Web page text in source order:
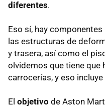
diferentes.
Eso sí, hay
las estructuras de
y trasera, así como el
olvidemos que tiene que
carrocerías, y eso
El objetivo de Aston